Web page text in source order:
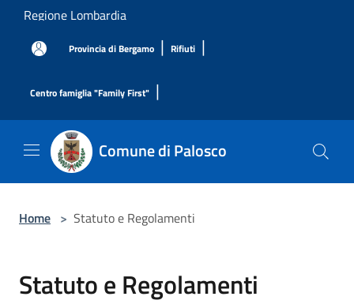
Salta al contenuto principale
Regione Lombardia
Provincia di Bergamo | Rifiuti |
Centro famiglia "Family First" |
Comune di Palosco
Home > Statuto e Regolamenti
Statuto e Regolamenti